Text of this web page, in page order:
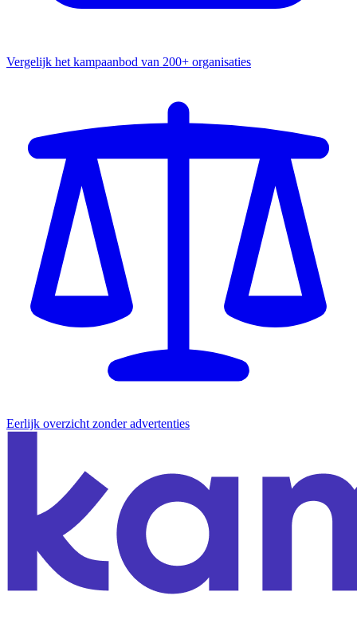
Vergelijk het kampaanbod van 200+ organisaties
Eerlijk overzicht zonder advertenties